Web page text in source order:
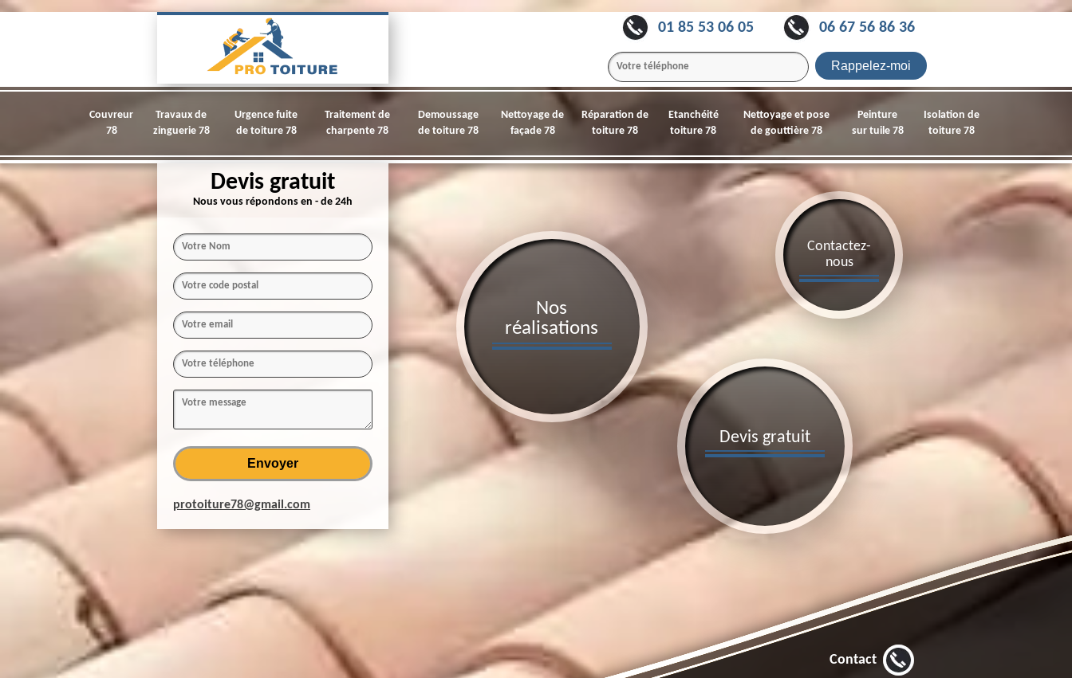
01 85 53 06 05 06 67 56 86 36
Couvreur
78
Travaux de
zinguerie 78
Urgence fuite
de toiture 78
Traitement de
charpente 78
Demoussage
de toiture 78
Nettoyage de
façade 78
Réparation de
toiture 78
Etanchéité
toiture 78
Nettoyage et pose
de gouttière 78
Peinture
sur tuile 78
Isolation de
toiture 78
Devis gratuit
Nous vous répondons en - de 24h
protoiture78@gmail.com
Devis gratuit
Contactez-
nous
Nos
réalisations
Contact